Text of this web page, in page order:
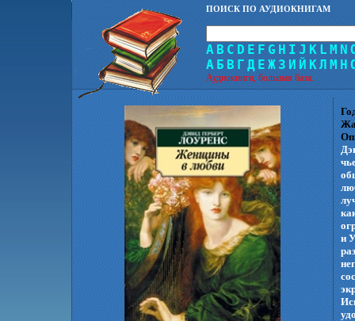
ПОИСК ПО АУДИОКНИГАМ
A B C D E F G H I J K L M N
А Б В Г Д Е Ж З И Й КЛ М Н
Аудиокниги, большая база.
и